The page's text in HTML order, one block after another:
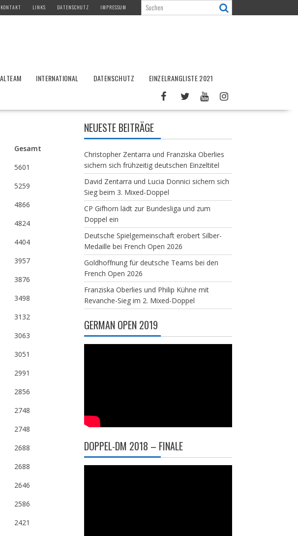
KONTAKT LINKS DATENSCHUTZ IMPRESSUM
INTERNATIONAL DATENSCHUTZ EINZELRANGLISTE 2021
Gesamt
5601
5259
4866
4824
4404
3957
3876
3498
3132
3063
3051
2991
2856
2748
2748
2688
2688
2646
2586
2421
NEUESTE BEITRÄGE
Christopher Zentarra und Franziska Oberlies
sichern sich frühzeitig deutschen Einzeltitel
David Zentarra und Lucia Donnici sichern sich
Sieg beim 3. Mixed-Doppel
CP Gifhorn lädt zur Bundesliga und zum
Doppel ein
Deutsche Spielgemeinschaft erobert Silber-
Medaille bei French Open 2026
Goldhoffnung für deutsche Teams bei den
French Open 2026
Franziska Oberlies und Philip Kühne mit
Revanche-Sieg im 2. Mixed-Doppel
GERMAN OPEN 2019
DOPPEL-DM 2018 – FINALE